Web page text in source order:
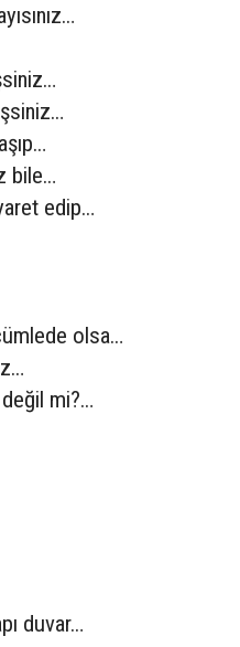
bile…
edip…
olsa…
değil mi?…
duvar…